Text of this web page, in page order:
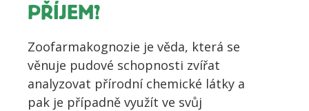
PŘÍJEM?
Zoofarmakognozie je věda, která se
věnuje pudové schopnosti zvířat
analyzovat přírodní chemické látky a
pak je případně využít ve svůj